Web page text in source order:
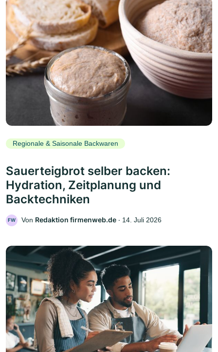
Regionale & Saisonale Backwaren
Sauerteigbrot selber backen:
Hydration, Zeitplanung und
Backtechniken
FW Von Redaktion firmenweb.de ‧ 14. Juli 2026